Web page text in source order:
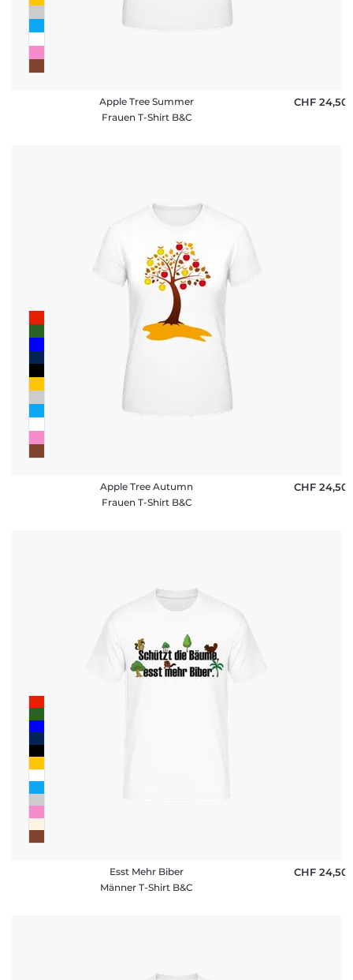
Apple Tree Summer
Frauen T-Shirt B&C
CHF 24,50
Apple Tree Autumn
Frauen T-Shirt B&C
CHF 24,50
Esst Mehr Biber
Männer T-Shirt B&C
CHF 24,50